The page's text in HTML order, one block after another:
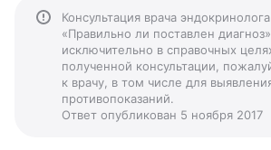
Консультация врача
«Правильно ли поставлен
исключительно в справочных
полученной консультации,
к врачу, в том числе для
противопоказаний.
Ответ опубликован 5 ноября 2017